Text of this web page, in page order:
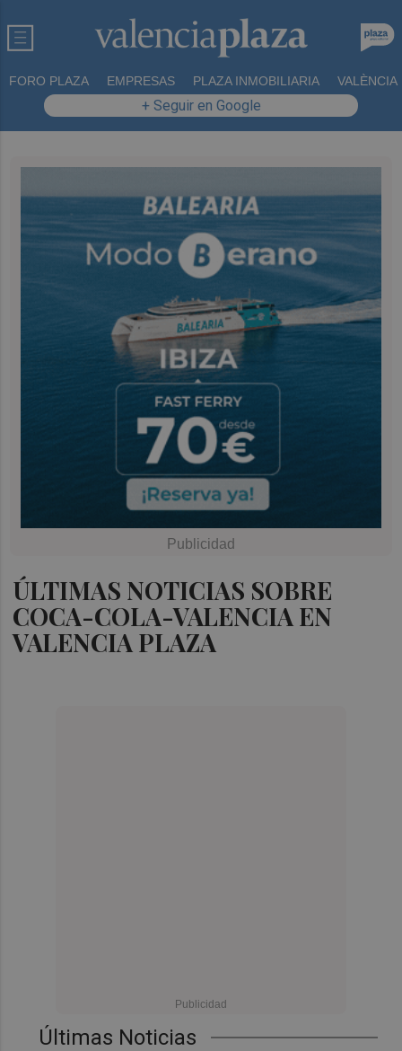
FORO PLAZA EMPRESAS PLAZA INMOBILIARIA VALÈNCIA
+ Seguir en Google
ÚLTIMAS NOTICIAS SOBRE
COCA-COLA-VALENCIA EN
VALENCIA PLAZA
Últimas Noticias